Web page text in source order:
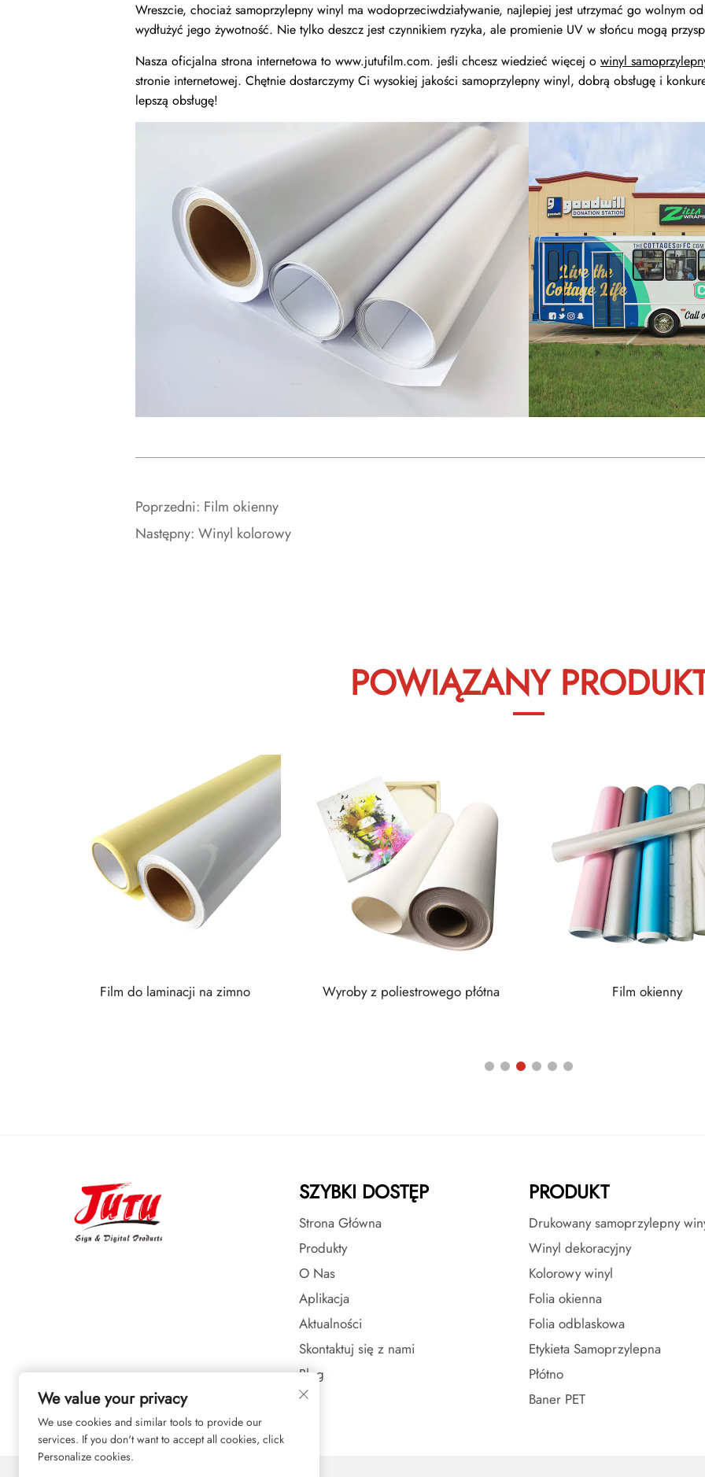
Wreszcie, chociaż samoprzylepny winyl ma wodoprzeciwdziaływanie, najlepiej jest utrzymać go wolnym
wydłużyć jego żywotność. Nie tylko deszcz jest czynnikiem ryzyka, ale promienie UV w słońcu mogą
Nasza oficjalna strona internetowa to www.jutufilm.com. jeśli chcesz wiedzieć więcej o winyl
stronie internetowej. Chętnie dostarczymy Ci wysokiej jakości samoprzylepny winyl, dobrą obsługę i
lepszą obsługę!
Poprzedni: Film okienny
Następny: Winyl kolorowy
POWIĄZANY
Film do laminacji na zimno Wyroby z poliestrowego płótna Film okienny
SZYBKI DOSTĘP
Strona Główna
Produkty
O Nas
Aplikacja
Aktualności
Skontaktuj się z nami
Blog
PRODUKT
Drukowany samoprzylepny
Winyl dekoracyjny
Kolorowy winyl
Folia okienna
Folia odblaskowa
Etykieta Samoprzylepna
Płótno
Baner PET
We value your privacy
We use cookies and similar tools to provide our
services. If you don't want to accept all cookies, click
Personalize cookies.